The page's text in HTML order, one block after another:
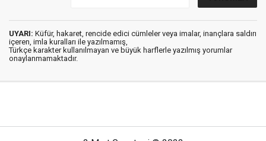
UYARI: Küfür, hakaret, rencide edici cümleler veya imalar, inançlara saldırı
içeren, imla kuralları ile yazılmamış,
Türkçe karakter kullanılmayan ve büyük harflerle yazılmış yorumlar
onaylanmamaktadır.